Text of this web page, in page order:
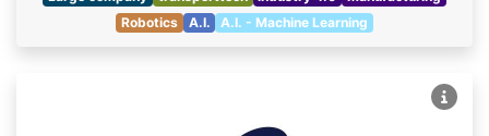
Robotics
A.I. A.I. - Machine Learning